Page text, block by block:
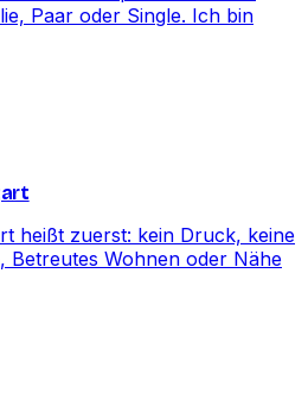
Paar oder Single. Ich bin
heißt zuerst: kein Druck, keine
Betreutes Wohnen oder Nähe